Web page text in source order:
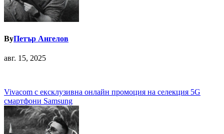
ByПетър Ангелов
авг. 15, 2025
Навигация
Vivacom с ексклузивна онлайн промоция на селекция 5G
смартфони Samsung